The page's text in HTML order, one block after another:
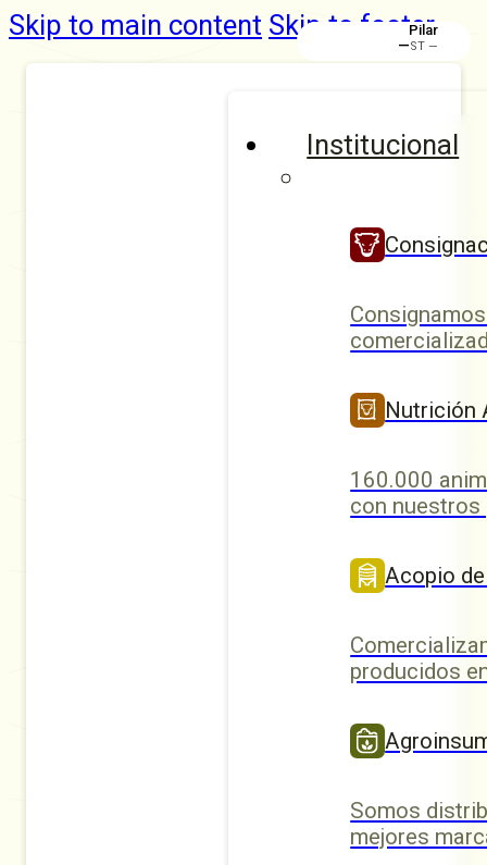
Skip to main content Skip to footer
Institucional
Nutrición
160.000
con
Acopio
producidos
Somos
mejores
Pilar
—ST —